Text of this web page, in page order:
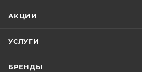
АКЦИИ
УСЛУГИ
БРЕНДЫ